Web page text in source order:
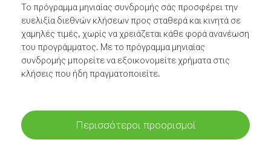
Το πρόγραμμα μηνιαίας συνδρομής σάς προσφέρει την
ευελιξία διεθνών κλήσεων προς σταθερά και κινητά σε
χαμηλές τιμές, χωρίς να χρειάζεται κάθε φορά ανανέωση
του προγράμματος. Με το πρόγραμμα μηνιαίας
συνδρομής μπορείτε να εξοικονομείτε χρήματα στις
κλήσεις που ήδη πραγματοποιείτε.
Περισσότεροι προορισμοί